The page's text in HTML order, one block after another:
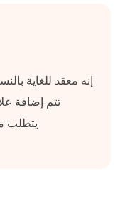
إنه معقد للغاية
تتم إضافة
يتطلب